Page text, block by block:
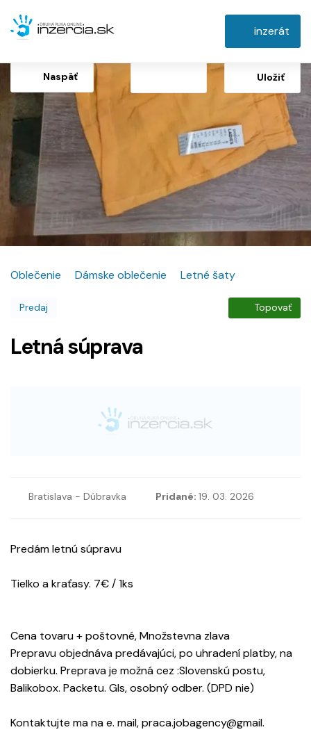
inzerát
Naspäť Uložiť
Oblečenie Dámske oblečenie Letné šaty
Predaj Topovať
Letná súprava
Bratislava - Dúbravka Pridané: 19. 03. 2026
Predám letnú súpravu
Tielko a kraťasy. 7€ / 1ks
Cena tovaru + poštovné, Množstevna zlava
Prepravu objednáva predávajúci, po uhradení platby, na
dobierku. Preprava je možná cez :Slovenskú postu,
Balikobox. Packetu. Gls, osobný odber. (DPD nie)
Kontaktujte ma na e. mail, praca.jobagency@gmail.